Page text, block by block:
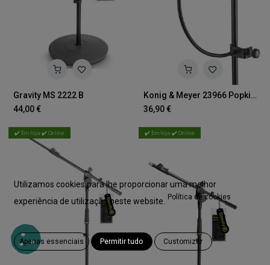
Gravity MS 2222 B
44,00€
Konig & Meyer 23966 Popkiller XL
36,90€
✔️ Em loja ✔️ Online ✔️ Em loja ✔️ Online
Utilizamos cookies para lhe proporcionar uma melhor
experiência de utilização neste website.
Política de cookies
Apenas essenciais Permitir tudo Customizar